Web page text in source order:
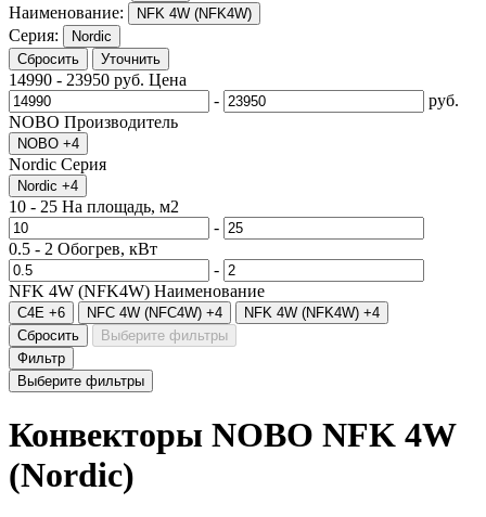
Наименование: NFK 4W (NFK4W)
Серия:
Nordic
Сбросить
Уточнить
14990 - 23950 руб. Цена
-
руб.
NOBO Производитель
NOBO +4
Nordic Серия
Nordic +4
10 - 25 На площадь, м2
-
0.5 - 2 Обогрев, кВт
-
NFK 4W (NFK4W) Наименование
C4E +6 NFC 4W (NFC4W) +4 NFK 4W (NFK4W) +4
Сбросить
Выберите фильтры
Фильтр
Выберите фильтры
Конвекторы NOBO NFK 4W
(Nordic)